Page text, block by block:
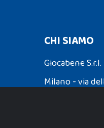
CHI SIAMO
Giocabene S.r.l.
Milano - via